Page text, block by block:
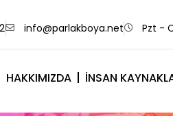
info@parlakboya.net Pzt -
HAKKIMIZDA İNSAN